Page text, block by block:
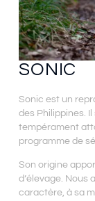
SONIC
Sonic est un
des Philippines.
tempérament
programme de
Son origine
d’élevage. Nous
caractère, à sa